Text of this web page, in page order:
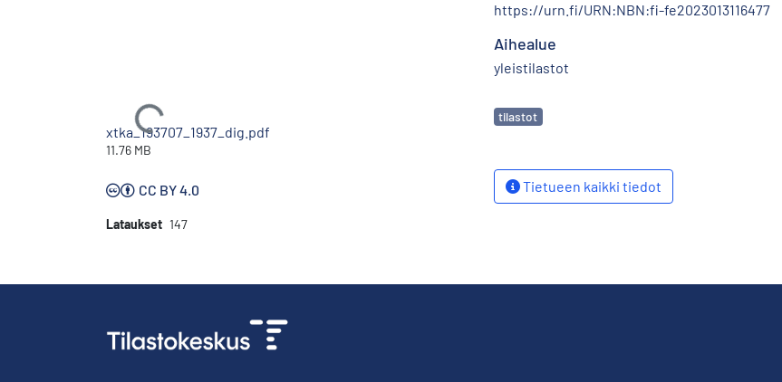
Ladataan...
xtka_193707_1937_dig.pdf
11.76 MB
CC BY 4.0
Lataukset 147
https://urn.fi/URN:NBN:fi-fe2023013116477
Aihealue
yleistilastot
Avainsanat
tilastot
Tietueen kaikki tiedot